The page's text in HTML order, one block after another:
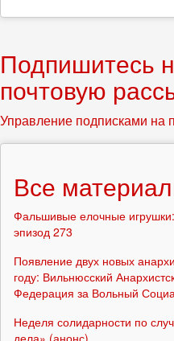
Подпишитесь
почтовую
Управление подписками на
Все
Фальшивые елочные
эпизод 273
Появление двух новых
году: Вильнюсский
Федерация за Вольный
Неделя солидарности по
дела» (анонс)